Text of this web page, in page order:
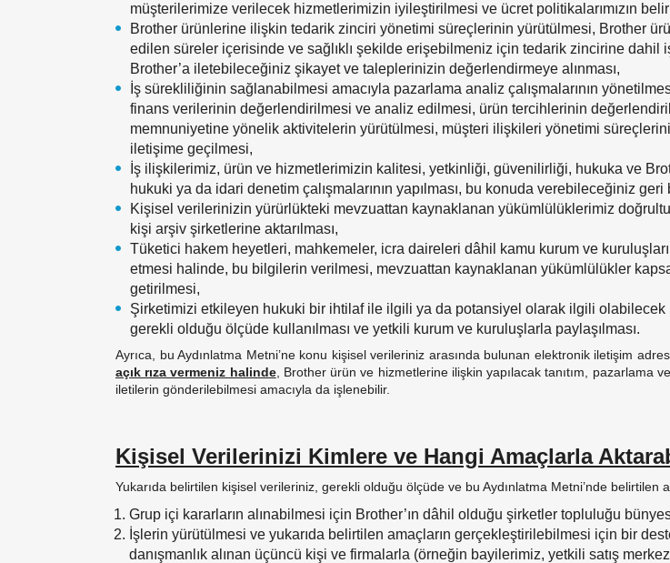
müşterilerimize verilecek hizmetlerimizin iyileştirilmesi ve ücret politikalarımızın
Brother ürünlerine ilişkin tedarik zinciri yönetimi süreçlerinin yürütülmesi, Brother
edilen süreler içerisinde ve sağlıklı şekilde erişebilmeniz için tedarik zincirine dahil
Brother’a iletebileceğiniz şikayet ve taleplerinizin değerlendirmeye alınması,
İş sürekliliğinin sağlanabilmesi amacıyla pazarlama analiz çalışmalarının
finans verilerinin değerlendirilmesi ve analiz edilmesi, ürün tercihlerinin
memnuniyetine yönelik aktivitelerin yürütülmesi, müşteri ilişkileri yönetimi
iletişime geçilmesi,
İş ilişkilerimiz, ürün ve hizmetlerimizin kalitesi, yetkinliği, güvenilirliği, hukuka ve
hukuki ya da idari denetim çalışmalarının yapılması, bu konuda verebileceğiniz
Kişisel verilerinizin yürürlükteki mevzuattan kaynaklanan yükümlülüklerimiz
kişi arşiv şirketlerine aktarılması,
Tüketici hakem heyetleri, mahkemeler, icra daireleri dâhil kamu kurum ve
etmesi halinde, bu bilgilerin verilmesi, mevzuattan kaynaklanan yükümlülükler
getirilmesi,
Şirketimizi etkileyen hukuki bir ihtilaf ile ilgili ya da potansiyel olarak ilgili
gerekli olduğu ölçüde kullanılması ve yetkili kurum ve kuruluşlarla paylaşılması.
Ayrıca, bu Aydınlatma Metni’ne konu kişisel verileriniz arasında bulunan elektronik iletişim
açık rıza vermeniz halinde, Brother ürün ve hizmetlerine ilişkin yapılacak tanıtım, pazarlama
iletilerin gönderilebilmesi amacıyla da işlenebilir.
Kişisel Verilerinizi Kimlere ve Hangi Amaçlarla
Yukarıda belirtilen kişisel verileriniz, gerekli olduğu ölçüde ve bu Aydınlatma Metni’nde belirtilen
Grup içi kararların alınabilmesi için Brother’ın dâhil olduğu şirketler topluluğu
İşlerin yürütülmesi ve yukarıda belirtilen amaçların gerçekleştirilebilmesi için bir
danışmanlık alınan üçüncü kişi ve firmalarla (örneğin bayilerimiz, yetkili satış